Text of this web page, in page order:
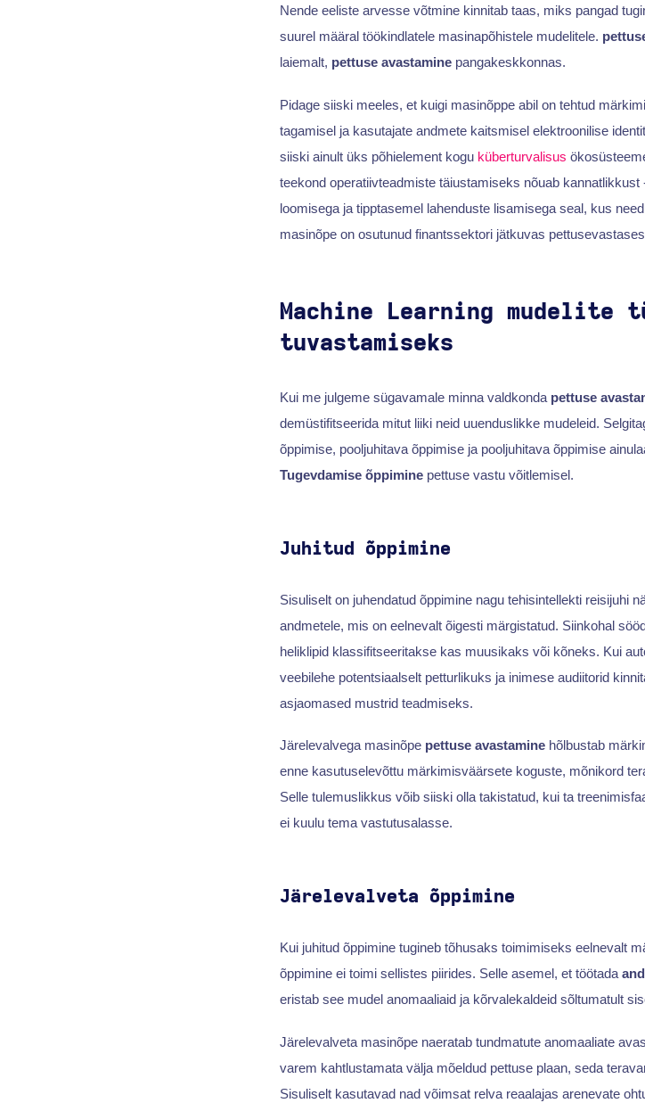
Nende eeliste arvesse võtmine kinnitab taas, miks pangad
suurel määral töökindlatele masinapõhistele mudelitele.
laiemalt, pettuse avastaminepangakeskkonnas.
Pidage siiski meeles, et kuigi masinõppe abil on tehtud
tagamisel ja kasutajate andmete kaitsmisel elektroonilise
siiski ainult üks põhielement kogu küberturvalisus
teekond operatiivteadmiste täiustamiseks nõuab
loomisega ja tipptasemel lahenduste lisamisega seal, kus
masinõpe on osutunud finantssektori jätkuvas
Machine Learning mudelite
tuvastamiseks
Kui me julgeme sügavamale minna valdkonda pettuse
demüstifitseerida mitut liiki neid uuenduslikke mudeleid.
õppimise, pooljuhitava õppimise ja pooljuhitava õppimise
Tugevdamise õppiminepettuse vastu võitlemisel.
Juhitud õppimine
Sisuliselt on juhendatud õppimine nagu tehisintellekti reisijuhi
andmetele, mis on eelnevalt õigesti märgistatud. Siinkohal
heliklipid klassifitseeritakse kas muusikaks või kõneks. Kui
veebilehe potentsiaalselt petturlikuks ja inimese audiitorid
asjaomased mustrid teadmiseks.
Järelevalvega masinõpe pettuse avastaminehõlbustab
enne kasutuselevõttu märkimisväärsete koguste, mõnikord
Selle tulemuslikkus võib siiski olla takistatud, kui ta
ei kuulu tema vastutusalasse.
Järelevalveta õppimine
Kui juhitud õppimine tugineb tõhusaks toimimiseks eelnevalt
õppimine ei toimi sellistes piirides. Selle asemel, et töötada
eristab see mudel anomaaliaid ja kõrvalekaldeid sõltumatult
Järelevalveta masinõpe naeratab tundmatute anomaaliate
varem kahtlustamata välja mõeldud pettuse plaan, seda
Sisuliselt kasutavad nad võimsat relva reaalajas arenevate